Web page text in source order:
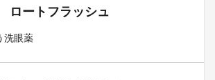
ロートフラッシュ
洗眼薬